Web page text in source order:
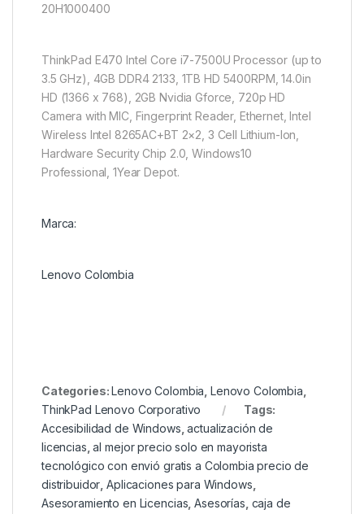
20H1000400
ThinkPad E470 Intel Core i7-7500U Processor (up to
3.5 GHz), 4GB DDR4 2133, 1TB HD 5400RPM, 14.0in
HD (1366 x 768), 2GB Nvidia Gforce, 720p HD
Camera with MIC, Fingerprint Reader, Ethernet, Intel
Wireless Intel 8265AC+BT 2×2, 3 Cell Lithium-Ion,
Hardware Security Chip 2.0, Windows10
Professional, 1Year Depot.
Marca:
Lenovo Colombia
Categories:Lenovo Colombia Lenovo Colombia
ThinkPad Lenovo Corporativo
Tags:
Accesibilidad de Windows ,actualización de
licencias ,al mejor precio solo en mayorista
tecnológico con envió gratis a Colombia precio de
distribuidor ,Aplicaciones para Windows
Asesoramiento en Licencias ,Asesorías caja de